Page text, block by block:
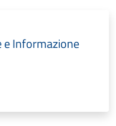
e Informazione